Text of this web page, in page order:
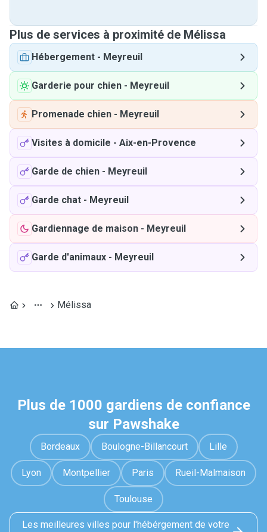
Plus de services à proximité de Mélissa
Hébergement - Meyreuil
Garderie pour chien - Meyreuil
Promenade chien - Meyreuil
Visites à domicile - Aix-en-Provence
Garde de chien - Meyreuil
Garde chat - Meyreuil
Gardiennage de maison - Meyreuil
Garde d'animaux - Meyreuil
Mélissa
Plus de 1000 gardiens de confiance
sur Pawshake
Bordeaux Boulogne-Billancourt Lille
Lyon Montpellier Paris Rueil-Malmaison
Toulouse
Les meilleures villes pour l'hébérgement de votre